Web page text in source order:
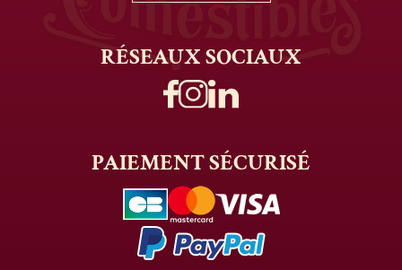
RÉSEAUXSOCIAUX
PAIEMENTSÉCURISÉ